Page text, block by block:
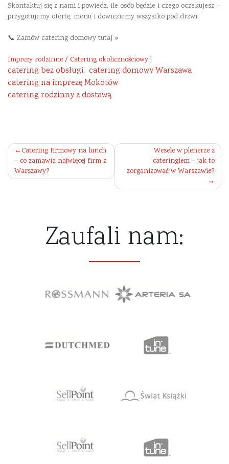
Skontaktuj się z nami i powiedz, ile osób będzie i czego oczekujesz –
przygotujemy ofertę, menu i dowieziemy wszystko pod drzwi.
📞 Zamów catering domowy tutaj »
Imprezy rodzinne / Catering okolicznościowy |
catering bez obsługi catering domowy Warszawa
catering na imprezę Mokotów
catering rodzinny z dostawą
Nawigacja
wpisu
Catering firmowy na lunch
– co zamawia najwięcej firm z
Warszawy?
Wesele w plenerze z
cateringiem – jak to
zorganizować w Warszawie?
Zaufali nam: